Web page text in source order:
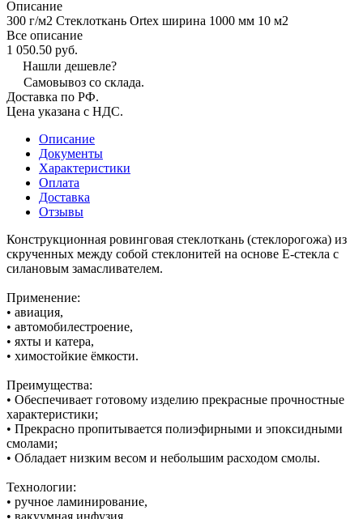
Описание
300 г/м2 Стеклоткань Ortex ширина 1000 мм 10 м2
Все описание
1 050.50 руб.
Нашли дешевле?
Самовывоз со склада.
Доставка по РФ.
Цена указана с НДС.
Описание
Документы
Характеристики
Оплата
Доставка
Отзывы
Конструкционная ровинговая стеклоткань (стеклорогожа) из
скрученных между собой стеклонитей на основе Е-стекла с
силановым замасливателем.
Применение:
• авиация,
• автомобилестроение,
• яхты и катера,
• химостойкие ёмкости.
Преимущества:
• Обеспечивает готовому изделию прекрасные прочностные
характеристики;
• Прекрасно пропитывается полиэфирными и эпоксидными
смолами;
• Обладает низким весом и небольшим расходом смолы.
Технологии:
• ручное ламинирование,
• вакуумная инфузия,